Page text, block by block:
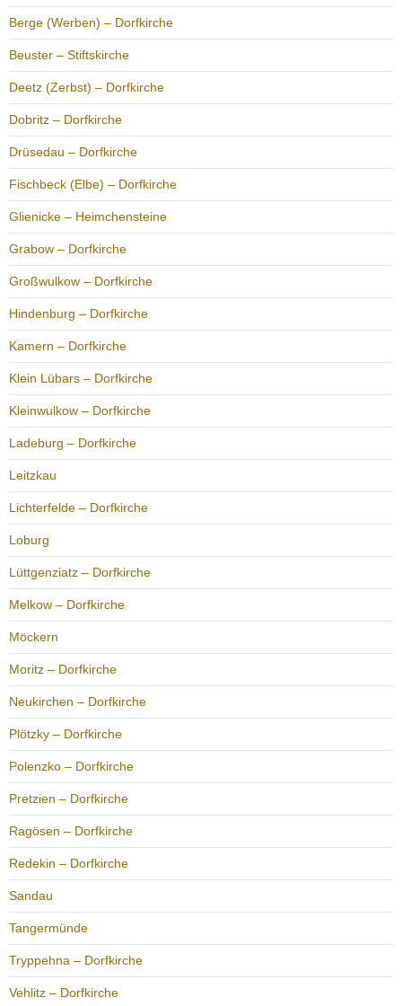
Berge (Werben) – Dorfkirche
Beuster – Stiftskirche
Deetz (Zerbst) – Dorfkirche
Dobritz – Dorfkirche
Drüsedau – Dorfkirche
Fischbeck (Elbe) – Dorfkirche
Glienicke – Heimchensteine
Grabow – Dorfkirche
Großwulkow – Dorfkirche
Hindenburg – Dorfkirche
Kamern – Dorfkirche
Klein Lübars – Dorfkirche
Kleinwulkow – Dorfkirche
Ladeburg – Dorfkirche
Leitzkau
Lichterfelde – Dorfkirche
Loburg
Lüttgenziatz – Dorfkirche
Melkow – Dorfkirche
Möckern
Moritz – Dorfkirche
Neukirchen – Dorfkirche
Plötzky – Dorfkirche
Polenzko – Dorfkirche
Pretzien – Dorfkirche
Ragösen – Dorfkirche
Redekin – Dorfkirche
Sandau
Tangermünde
Tryppehna – Dorfkirche
Vehlitz – Dorfkirche